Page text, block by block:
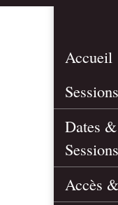
Accueil
Sessions
Dates
Sessions
Accès